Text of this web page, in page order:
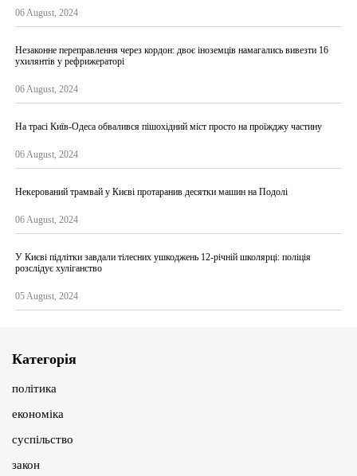
06 August, 2024
Незаконне переправлення через кордон: двоє іноземців намагались вивезти 16
ухилянтів у рефрижераторі
06 August, 2024
На трасі Київ-Одеса обвалився пішохідний міст просто на проїжджу частину
06 August, 2024
Некерований трамвай у Києві протаранив десятки машин на Подолі
06 August, 2024
У Києві підлітки завдали тілесних ушкоджень 12-річній школярці: поліція
розслідує хуліганство
05 August, 2024
Категорія
політика
економіка
суспільство
закон